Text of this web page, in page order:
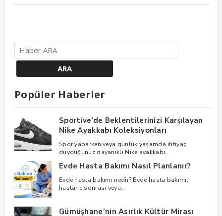
Popüler Haberler
Sportive’de Beklentilerinizi Karşılayan
Nike Ayakkabı Koleksiyonları
Spor yaparken veya günlük yaşamda ihtiyaç
duyduğunuz dayanıklı Nike ayakkabı..
Evde Hasta Bakımı Nasıl Planlanır?
Evde hasta bakımı nedir? Evde hasta bakımı,
hastane sonrası veya..
Gümüşhane’nin Asırlık Kültür Mirası